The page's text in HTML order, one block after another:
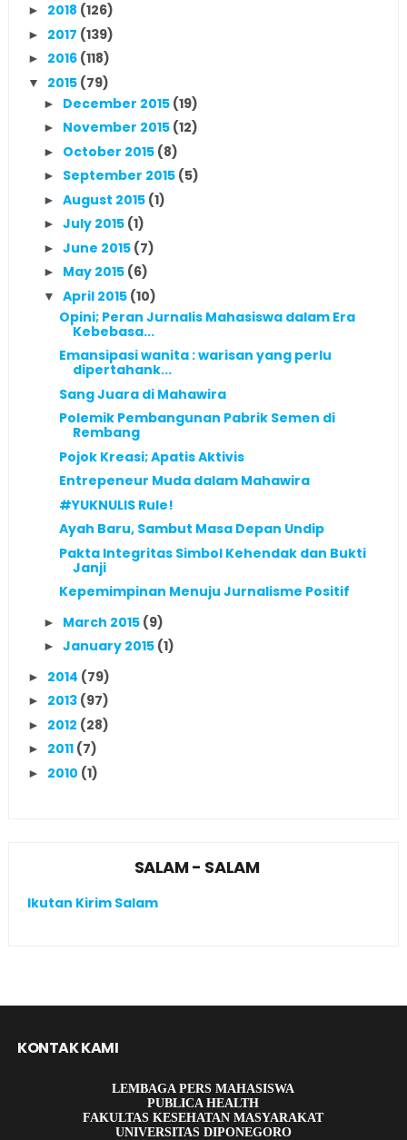
► 2018 (126)
► 2017 (139)
► 2016 (118)
▼ 2015 (79)
► December 2015 (19)
► November 2015 (12)
► October 2015 (8)
► September 2015 (5)
► August 2015 (1)
► July 2015 (1)
► June 2015 (7)
► May 2015 (6)
▼ April 2015 (10)
Opini; Peran Jurnalis Mahasiswa dalam Era
Kebebasa...
Emansipasi wanita : warisan yang perlu
dipertahank...
Sang Juara di Mahawira
Polemik Pembangunan Pabrik Semen di
Rembang
Pojok Kreasi; Apatis Aktivis
Entrepeneur Muda dalam Mahawira
#YUKNULIS Rule!
Ayah Baru, Sambut Masa Depan Undip
Pakta Integritas Simbol Kehendak dan Bukti
Janji
Kepemimpinan Menuju Jurnalisme Positif
► March 2015 (9)
► January 2015 (1)
► 2014 (79)
► 2013 (97)
► 2012 (28)
► 2011 (7)
► 2010 (1)
SALAM - SALAM
Ikutan Kirim Salam
KONTAK KAMI
LEMBAGA PERS MAHASISWA
PUBLICA HEALTH
FAKULTAS KESEHATAN MASYARAKAT
UNIVERSITAS DIPONEGORO